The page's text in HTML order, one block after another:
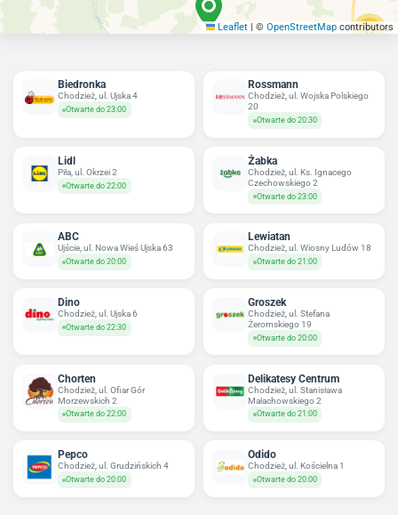
12
Leaflet | © OpenStreetMap contributors
Biedronka
Chodzież, ul. Ujska 4
Otwarte do 23:00
Rossmann
Chodzież, ul. Wojska Polskiego
20
Otwarte do 20:30
Lidl
Piła, ul. Okrzei 2
Otwarte do 22:00
Żabka
Chodzież, ul. Ks. Ignacego
Czechowskiego 2
Otwarte do 23:00
ABC
Ujście, ul. Nowa Wieś Ujska 63
Otwarte do 20:00
Lewiatan
Chodzież, ul. Wiosny Ludów 18
Otwarte do 21:00
Dino
Chodzież, ul. Ujska 6
Otwarte do 22:30
Groszek
Chodzież, ul. Stefana
Żeromskiego 19
Otwarte do 20:00
Chorten
Chodzież, ul. Ofiar Gór
Morzewskich 2
Otwarte do 22:00
Delikatesy Centrum
Chodzież, ul. Stanisława
Małachowskiego 2
Otwarte do 21:00
Pepco
Chodzież, ul. Grudzińskich 4
Otwarte do 20:00
Odido
Chodzież, ul. Kościelna 1
Otwarte do 20:00